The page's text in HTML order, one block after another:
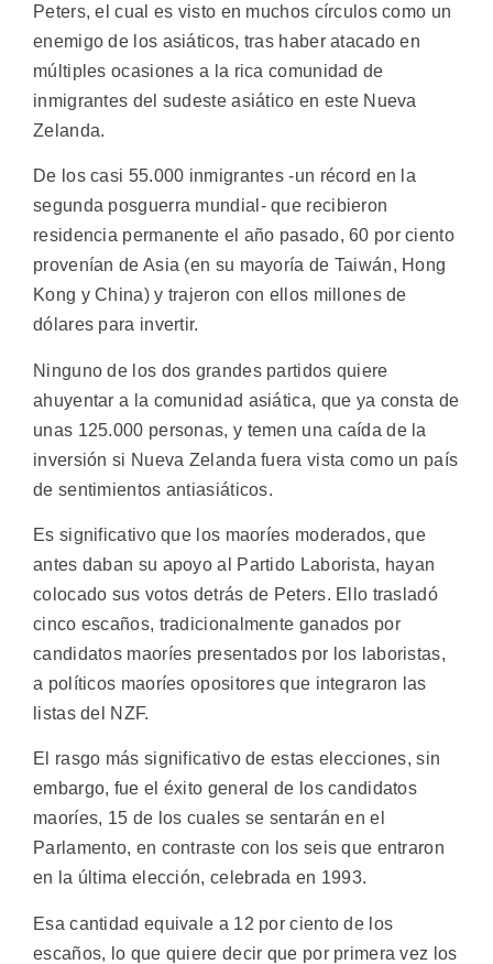
Peters, el cual es visto en muchos círculos como un
enemigo de los asiáticos, tras haber atacado en
múltiples ocasiones a la rica comunidad de
inmigrantes del sudeste asiático en este Nueva
Zelanda.
De los casi 55.000 inmigrantes -un récord en la
segunda posguerra mundial- que recibieron
residencia permanente el año pasado, 60 por ciento
provenían de Asia (en su mayoría de Taiwán, Hong
Kong y China) y trajeron con ellos millones de
dólares para invertir.
Ninguno de los dos grandes partidos quiere
ahuyentar a la comunidad asiática, que ya consta de
unas 125.000 personas, y temen una caída de la
inversión si Nueva Zelanda fuera vista como un país
de sentimientos antiasiáticos.
Es significativo que los maoríes moderados, que
antes daban su apoyo al Partido Laborista, hayan
colocado sus votos detrás de Peters. Ello trasladó
cinco escaños, tradicionalmente ganados por
candidatos maoríes presentados por los laboristas,
a políticos maoríes opositores que integraron las
listas del NZF.
El rasgo más significativo de estas elecciones, sin
embargo, fue el éxito general de los candidatos
maoríes, 15 de los cuales se sentarán en el
Parlamento, en contraste con los seis que entraron
en la última elección, celebrada en 1993.
Esa cantidad equivale a 12 por ciento de los
escaños, lo que quiere decir que por primera vez los